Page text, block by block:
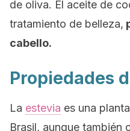
de oliva. El aceite de
tratamiento de belleza,
cabello.
Propiedades
La estevia es una
Brasil, aunque también